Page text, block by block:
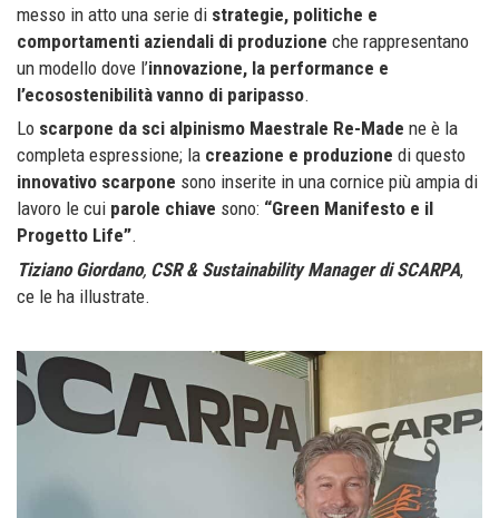
messo in atto una serie di strategie, politiche e
comportamenti aziendali di produzione che rappresentano
un modello dove l’innovazione, la performance e
l’ecosostenibilità vanno di paripasso.
Lo scarpone da sci alpinismo Maestrale Re-Made ne è la
completa espressione; la creazione e produzione di questo
innovativo scarpone sono inserite in una cornice più ampia di
lavoro le cui parole chiave sono: “Green Manifesto e il
Progetto Life”.
Tiziano Giordano, CSR & Sustainability Manager di SCARPA,
ce le ha illustrate.